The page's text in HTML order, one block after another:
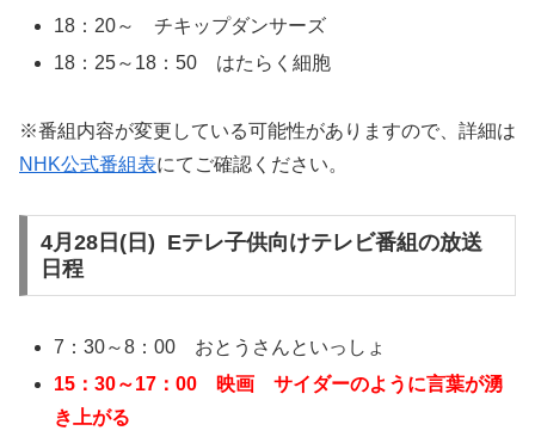
18：20～ チキップダンサーズ
18：25～18：50 はたらく細胞
※番組内容が変更している可能性がありますので、詳細は
NHK公式番組表にてご確認ください。
4月28日(日) Eテレ子供向けテレビ番組の放送
日程
7：30～8：00 おとうさんといっしょ
15：30～17：00 映画 サイダーのように言葉が湧
き上がる